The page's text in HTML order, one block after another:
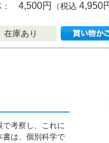
： 4,500円 （税込 4,950
在庫あり
考察し、これに
書は、個別科学で